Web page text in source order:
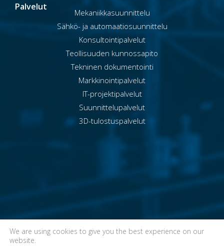
Palvelut
Mekaniikkasuunnittelu
Sähkö- ja automaatiosuunnittelu
Konsultointipalvelut
Teollisuuden kunnossapito
Tekninen dokumentointi
Markkinointipalvelut
IT-projektipalvelut
Suunnittelupalvelut
3D-tulostuspalvelut
Suomi
English
We are using cookies to give you the best experience on our
website.